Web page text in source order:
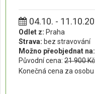
04.10. -
Odlet z: Praha
Strava: bez stravování
Možno přeobjednat na:
Původní cena: 21 900 Kč
Konečná cena za osobu